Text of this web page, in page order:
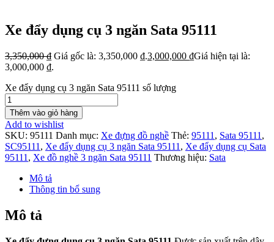
Xe đẩy dụng cụ 3 ngăn Sata 95111
3,350,000₫ Giá gốc là: 3,350,000 ₫.3,000,000 ₫Giá hiện tại là:
3,000,000 ₫.
Xe đẩy dụng cụ 3 ngăn Sata 95111 số lượng
Thêm vào giỏ hàng
Add to wishlist
SKU: 95111 Danh mục: Xe đựng đồ nghề Thẻ: 95111 , Sata 95111 ,
SC95111 , Xe đẩy dụng cụ 3 ngăn Sata 95111 , Xe đẩy dụng cụ Sata
95111 , Xe đồ nghề 3 ngăn Sata 95111 Thương hiệu: Sata
Mô tả
Thông tin bổ sung
Mô tả